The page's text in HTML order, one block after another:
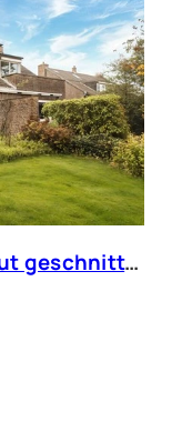
RAUM FÜR FAMILIENZEIT: Gut geschnittene Doppelhaushälfte mit Sauna